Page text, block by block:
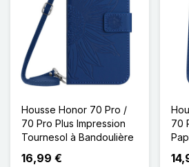
Housse Honor 70 Pro /
70 Pro Plus Impression
Tournesol à Bandoulière
16,99 €
70